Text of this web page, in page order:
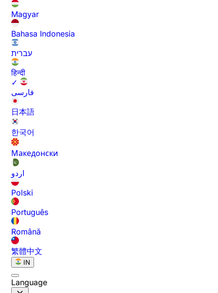
Magyar
Bahasa Indonesia
עברית
हिन्दी
✓
فارسی
日本語
한국어
Македонски
اردو
Polski
Português
Română
繁體中文
IN
Language